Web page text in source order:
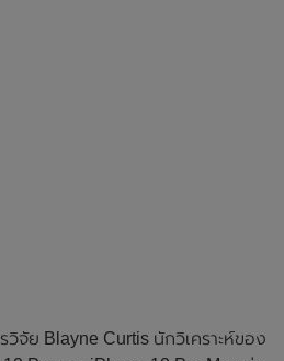
จัย Blayne Curtis นักวิเคราะห์ของ